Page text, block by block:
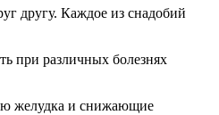
другу. Каждое из снадобий
при различных болезнях
желудка и снижающие